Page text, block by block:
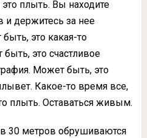
плыть. Вы находите
и держитесь за нее
это какая-то
это счастливое
Может быть, это
Какое-то время все,
плыть. Оставаться живым.
30 метров обрушиваются